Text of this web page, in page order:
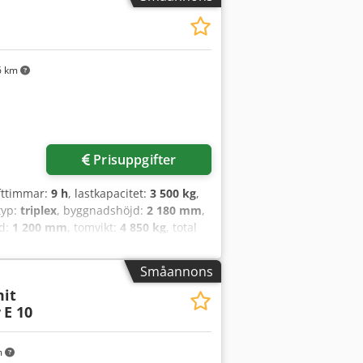
km
Prisuppgifter
9 h, lastkapacitet: 3 500 kg,
triplex, byggnadshöjd: 2 180 mm,
1 200 mm, tomvikt: 4 850 kg, total
Momentomvandlare
Superelastik Cedpfszqwfcex Acfoha
Superelastik Bakdäck, storlek:
3:e ventil, 4:e ventil,
fri lyfthöjd, CE-certifikat,
Småannons
E 10